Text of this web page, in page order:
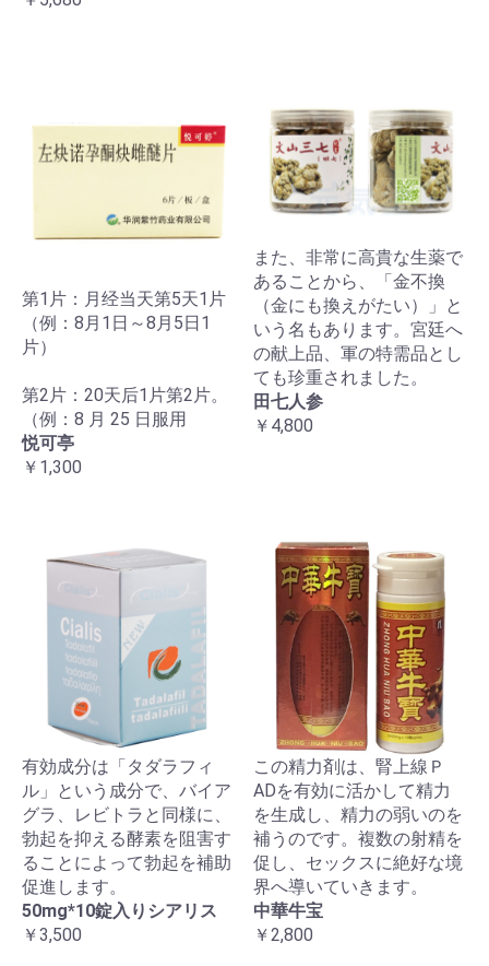
第1片：月经当天第5天1片
（例：8月1日～8月5日1
片）
第2片：20天后1片第2片。
（例：8 月 25 日服用
悦可亭
￥1,300
また、非常に高貴な生薬で
あることから、「金不換
（金にも換えがたい）」と
いう名もあります。宮廷へ
の献上品、軍の特需品とし
ても珍重されました。
田七人参
￥4,800
有効成分は「タダラフィ
ル」という成分で、バイア
グラ、レビトラと同様に、
勃起を抑える酵素を阻害す
ることによって勃起を補助
促進します。
50mg*10錠入りシアリス
￥3,500
この精力剤は、腎上線Ｐ
ADを有効に活かして精力
を生成し、精力の弱いのを
補うのです。複数の射精を
促し、セックスに絶好な境
界へ導いていきます。
中華牛宝
￥2,800